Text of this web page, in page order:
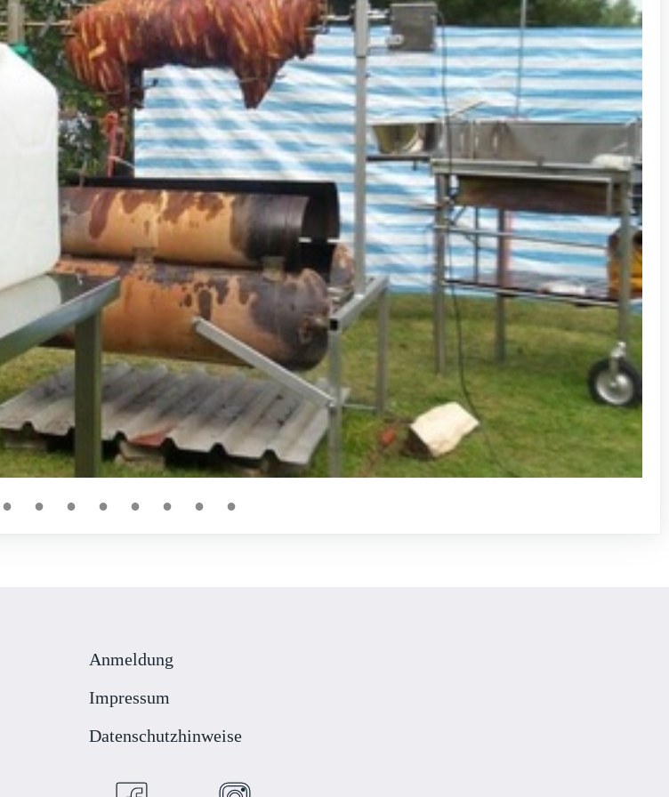
● ● ● ● ● ● ● ●
Anmeldung
Impressum
Datenschutzhinweise